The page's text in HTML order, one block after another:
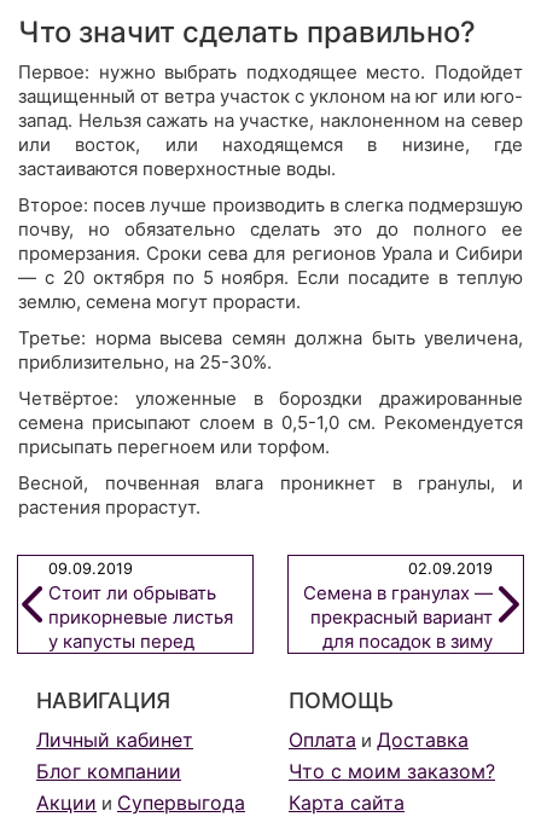
Что значит сделать правильно?
Первое: нужно выбрать подходящее место. Подойдет
защищенный от ветра участок с уклоном на юг или юго-
запад. Нельзя сажать на участке, наклоненном на север
или восток, или находящемся в низине, где
застаиваются поверхностные воды.
Второе: посев лучше производить в слегка подмерзшую
почву, но обязательно сделать это до полного ее
промерзания. Сроки сева для регионов Урала и Сибири
— с 20 октября по 5 ноября. Если посадите в теплую
землю, семена могут прорасти.
Третье: норма высева семян должна быть увеличена,
приблизительно, на 25-30%.
Четвёртое: уложенные в бороздки дражированные
семена присыпают слоем в 0,5-1,0 см. Рекомендуется
присыпать перегноем или торфом.
Весной, почвенная влага проникнет в гранулы, и
растения прорастут.
09.09.2019
Стоит ли обрывать
прикорневые листья
у капусты перед
02.09.2019
Семена в гранулах —
прекрасный вариант
для посадок в зиму
НАВИГАЦИЯ
Личный кабинет
Блог компании
Акции и Супервыгода
ПОМОЩЬ
Оплата и Доставка
Что с моим заказом?
Карта сайта